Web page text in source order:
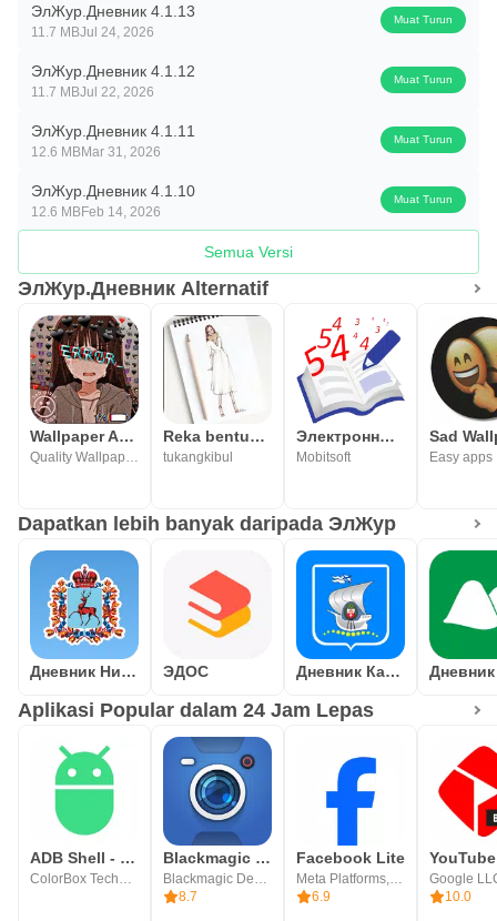
ЭлЖур.Дневник 4.1.13
11.7 MBJul 24, 2026
Muat Turun
ЭлЖур.Дневник 4.1.12
11.7 MBJul 22, 2026
Muat Turun
ЭлЖур.Дневник 4.1.11
12.6 MBMar 31, 2026
Muat Turun
ЭлЖур.Дневник 4.1.10
12.6 MBFeb 14, 2026
Muat Turun
Semua Versi
ЭлЖур.Дневник Alternatif
Wallpaper Anime Sedih Reka bentuk lakaran fesyen
tukangkibul
Электронный Дневник СПб
Mobitsoft
Sad
Easy apps
Dapatkan lebih banyak daripada ЭлЖур
Дневник Нижегородской области ЭДОС Дневник Калининграда
Aplikasi Popular dalam 24 Jam Lepas
ADB Shell - Debug Toolbox Blackmagic Camera
8.7
Facebook Lite
6.9
Google
10.0